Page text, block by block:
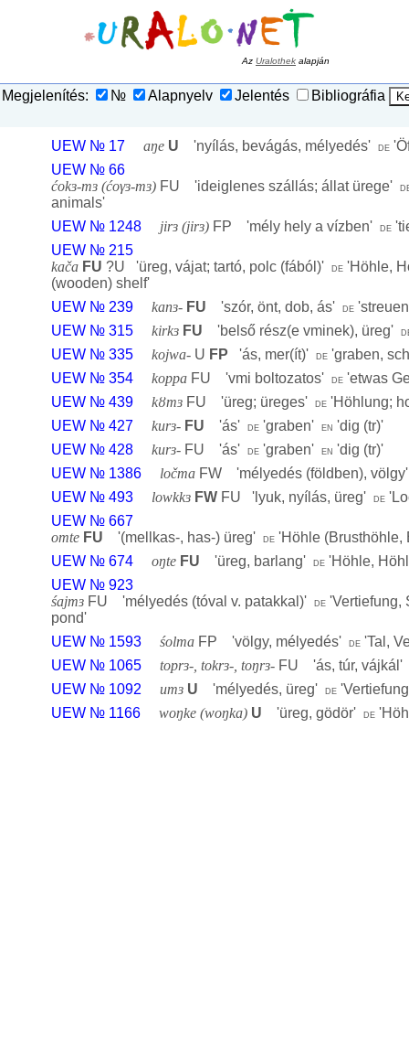
Az Uralothek alapján
Megjelenítés: № Alapnyelv Jelentés Bibliográfia
UEW № 17 aŋe U 'nyílás, bevágás, mélyedés' de '
UEW № 66
ćokɜ-mɜ (ćoγɜ-mɜ) FU 'ideiglenes szállás; állat ürege'
animals'
UEW № 1248
jirɜ (jirɜ) FP 'mély hely a vízben' de '
UEW № 215
kača FU ?U 'üreg, vájat; tartó, polc (fából)' de 'Höhle,
(wooden) shelf'
UEW № 239
kanɜ- FU 'szór, önt, dob, ás' de '
UEW № 315
kirkɜ FU 'belső rész(e vminek), üreg'
UEW № 335 kojwa- U FP 'ás, mer(ít)' de 'graben,
UEW № 354
koppa FU 'vmi boltozatos' de 'etwas
UEW № 439
kȣmɜ FU 'üreg; üreges' de 'Höhlung;
UEW № 427
kurɜ- FU 'ás' de 'graben' en 'dig (tr)'
UEW № 428
kurɜ- FU 'ás' de 'graben' en 'dig (tr)'
UEW № 1386
ločma FW 'mélyedés (földben), völgy
UEW № 493
lowkkɜ FW FU ' lyuk, nyílás, üreg' de '
UEW № 667
omte FU '(mellkas-, has-) üreg' de 'Höhle
UEW № 674
oŋte FU 'üreg, barlang' de 'Höhle,
UEW № 923
śajmɜ FU 'mélyedés (tóval v. patakkal)' de 'Vertiefung,
pond'
UEW № 1593
śolma FP 'völgy, mélyedés' de 'Tal,
UEW № 1065
toprɜ-, tokrɜ-, toŋrɜ- FU 'ás, túr, vájkál '
UEW № 1092
umɜ U 'mélyedés, üreg' de '
UEW № 1166
woŋke (woŋka) U 'üreg, gödör' de '